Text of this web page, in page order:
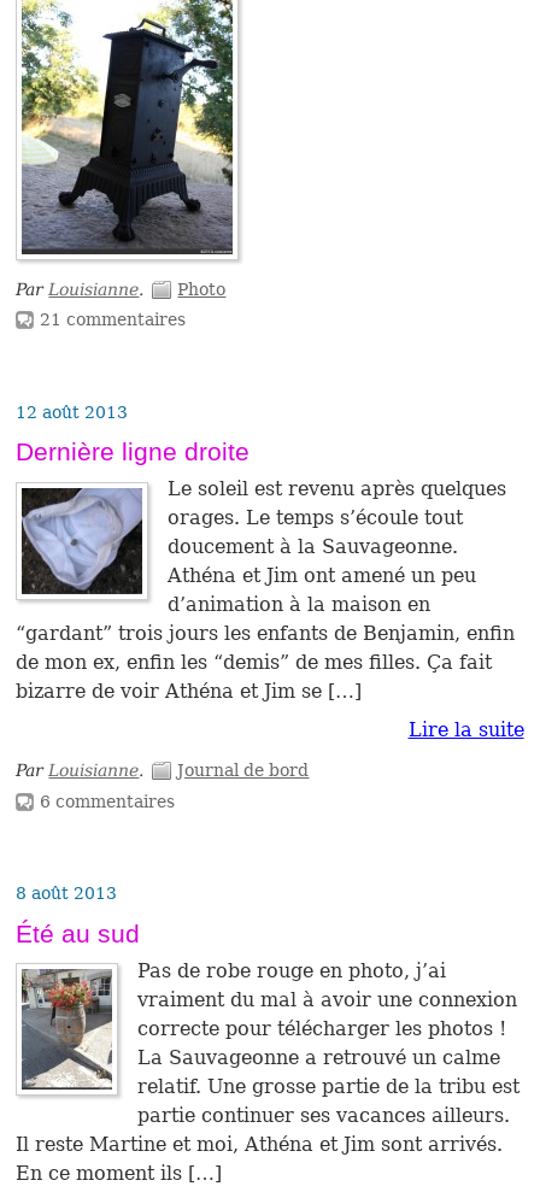
Par Louisianne.
Photo
21 commentaires
12 août 2013
Dernière ligne droite
Le soleil est revenu après quelques
orages. Le temps s’écoule tout
doucement à la Sauvageonne.
Athéna et Jim ont amené un peu
d’animation à la maison en
“gardant” trois jours les enfants de Benjamin, enfin
de mon ex, enfin les “demis” de mes filles. Ça fait
bizarre de voir Athéna et Jim se […]
Lire la suite
ParLouisianne.
Journal de bord
6 commentaires
8 août 2013
Été au sud
Pas de robe rouge en photo, j’ai
vraiment du mal à avoir une connexion
correcte pour télécharger les photos !
La Sauvageonne a retrouvé un calme
relatif. Une grosse partie de la tribu est
partie continuer ses vacances ailleurs.
Il reste Martine et moi, Athéna et Jim sont arrivés.
En ce moment ils […]